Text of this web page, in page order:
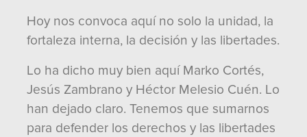
Hoy nos convoca aquí no solo la unidad, la
fortaleza interna, la decisión y las libertades.
Lo ha dicho muy bien aquí Marko Cortés,
Jesús Zambrano y Héctor Melesio Cuén. Lo
han dejado claro. Tenemos que sumarnos
para defender los derechos y las libertades